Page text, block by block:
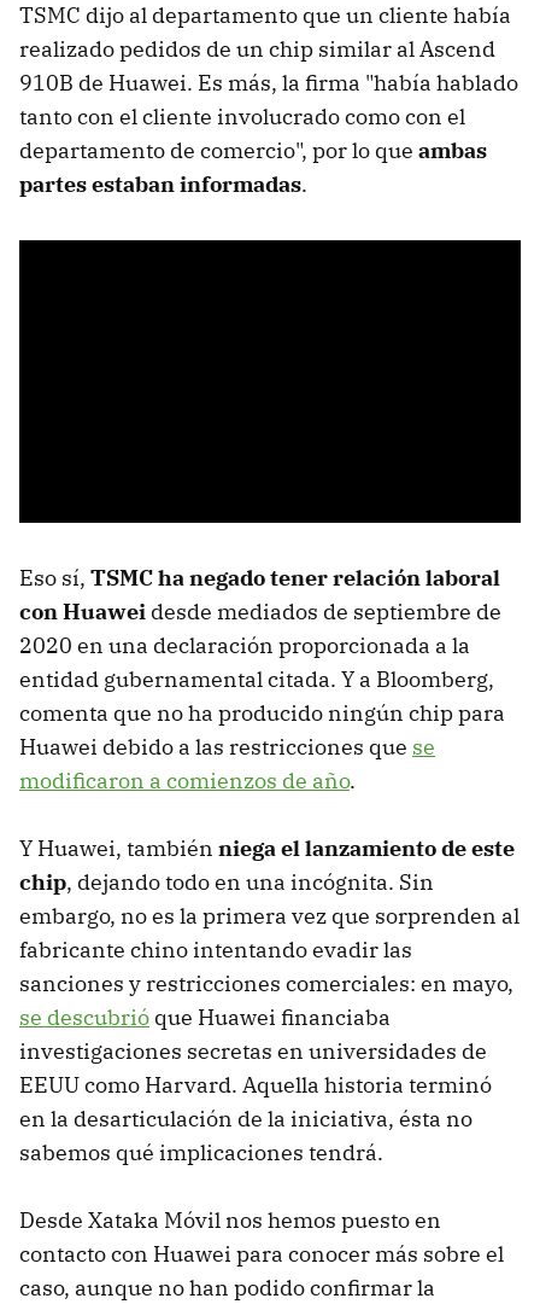
TSMC dijo al departamento que un cliente había
realizado pedidos de un chip similar al Ascend
910B de Huawei. Es más, la firma "había hablado
tanto con el cliente involucrado como con el
departamento de comercio", por lo que ambas
partes estaban informadas.
Eso sí, TSMC ha negado tener relación laboral
con Huawei desde mediados de septiembre de
2020 en una declaración proporcionada a la
entidad gubernamental citada. Y a Bloomberg,
comenta que no ha producido ningún chip para
Huawei debido a las restricciones que se
modificaron a comienzos de año.
Y Huawei, también niega el lanzamiento de este
chip, dejando todo en una incógnita. Sin
embargo, no es la primera vez que sorprenden al
fabricante chino intentando evadir las
sanciones y restricciones comerciales: en mayo,
se descubrió que Huawei financiaba
investigaciones secretas en universidades de
EEUU como Harvard. Aquella historia terminó
en la desarticulación de la iniciativa, ésta no
sabemos qué implicaciones tendrá.
Desde Xataka Móvil nos hemos puesto en
contacto con Huawei para conocer más sobre el
caso, aunque no han podido confirmar la